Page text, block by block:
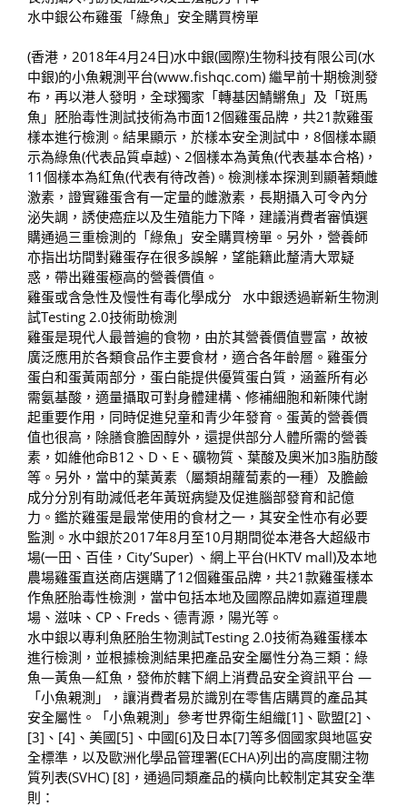
水中銀公布雞蛋「綠魚」安全購買榜單
(香港，2018年4月24日)水中銀(國際)生物科技有限公司(水
中銀)的小魚親測平台(www.fishqc.com) 繼早前十期檢測發
布，再以港人發明，全球獨家「轉基因鯖鱂魚」及「斑馬
魚」胚胎毒性測試技術為市面12個雞蛋品牌，共21款雞蛋
樣本進行檢測。結果顯示，於樣本安全測試中，8個樣本顯
示為綠魚(代表品質卓越)、2個樣本為黃魚(代表基本合格)，
11個樣本為紅魚(代表有待改善)。檢測樣本探測到顯著類雌
激素，證實雞蛋含有一定量的雌激素，長期攝入可令內分
泌失調，誘使癌症以及生殖能力下降，建議消費者審慎選
購通過三重檢測的「綠魚」安全購買榜單。另外，營養師
亦指出坊間對雞蛋存在很多誤解，望能籍此釐清大眾疑
惑，帶出雞蛋極高的營養價值。
雞蛋或含急性及慢性有毒化學成分 水中銀透過嶄新生物測
試Testing 2.0技術助檢測
雞蛋是現代人最普遍的食物，由於其營養價值豐富，故被
廣泛應用於各類食品作主要食材，適合各年齡層。雞蛋分
蛋白和蛋黃兩部分，蛋白能提供優質蛋白質，涵蓋所有必
需氨基酸，適量攝取可對身體建構、修補細胞和新陳代謝
起重要作用，同時促進兒童和青少年發育。蛋黃的營養價
值也很高，除膳食膽固醇外，還提供部分人體所需的營養
素，如維他命B12、D、E、礦物質、葉酸及奧米加3脂肪酸
等。另外，當中的葉黃素（屬類胡蘿蔔素的一種）及膽鹼
成分分別有助減低老年黃斑病變及促進腦部發育和記億
力。鑑於雞蛋是最常使用的食材之一，其安全性亦有必要
監測。水中銀於2017年8月至10月期間從本港各大超級市
場(一田、百佳，City’Super) 、網上平台(HKTV mall)及本地
農場雞蛋直送商店選購了12個雞蛋品牌，共21款雞蛋樣本
作魚胚胎毒性檢測，當中包括本地及國際品牌如嘉道理農
場、滋味、CP、Freds、德青源，陽光等。
水中銀以專利魚胚胎生物測試Testing 2.0技術為雞蛋樣本
進行檢測，並根據檢測結果把產品安全屬性分為三類：綠
魚—黃魚—紅魚，發佈於轄下網上消費品安全資訊平台 —
「小魚親測」，讓消費者易於識別在零售店購買的產品其
安全屬性。「小魚親測」參考世界衛生組織[1]、歐盟[2]、
[3]、[4]、美國[5]、中國[6]及日本[7]等多個國家與地區安
全標準，以及歐洲化學品管理署(ECHA)列出的高度關注物
質列表(SVHC) [8]，通過同類產品的橫向比較制定其安全準
則：